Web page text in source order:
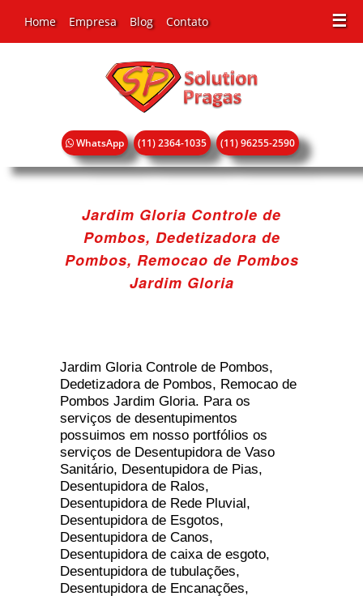
☰
Home Empresa Blog Contato
WhatsApp (11) 2364-1035 (11) 96255-2590
Jardim Gloria Controle de
Pombos, Dedetizadora de
Pombos, Remocao de Pombos
Jardim Gloria
Jardim Gloria Controle de Pombos,
Dedetizadora de Pombos, Remocao de
Pombos Jardim Gloria. Para os
serviços de desentupimentos
possuimos em nosso portfólios os
serviços de Desentupidora de Vaso
Sanitário, Desentupidora de Pias,
Desentupidora de Ralos,
Desentupidora de Rede Pluvial,
Desentupidora de Esgotos,
Desentupidora de Canos,
Desentupidora de caixa de esgoto,
Desentupidora de tubulações,
Desentupidora de Encanações,